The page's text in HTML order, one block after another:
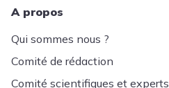
A propos
Qui sommes nous ?
Comité de rédaction
Comité scientifiques et experts